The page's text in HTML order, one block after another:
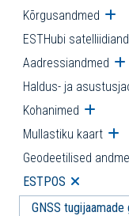
Kõrgusandmed
ESTHubi
Aadressiandmed
Haldus- ja
Kohanimed Ava
Mullastiku kaart
Geodeetilised
ESTPOS Ava
GNSS tugijaamade